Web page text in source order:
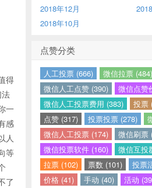
得
一
感
人
等
了
2018年12月
2018年10月
点赞分类
人工投票 (666) 微信拉票 (484)
微信人工点赞 (390)
微信点赞
微信人工投票费用 (383)
投票
点赞 (317)
投票投票 (278)
微信人工投票 (174)
微信刷票
微信投票软件 (160)
微信互投
拉票 (102)
票数 (101) 投票
价格 (41)
手动 (40) 活动